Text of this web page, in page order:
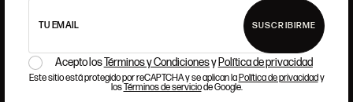
TU EMAIL SUSCRIBIRME
Acepto losTérminos y Condicionesy Política de privacidad
Este sitio está protegido por reCAPTCHA y se aplican laPolítica de privacidady
losTérminos de serviciode Google.
JOYERÍA
VALORACIONES
PREGUNTAS FRECUENTES